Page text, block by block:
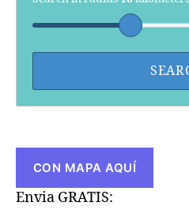
CON MAPA AQUÍ
Envia GRATIS: